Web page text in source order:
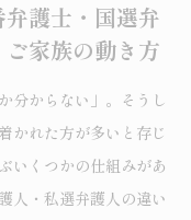
護士・国選弁
家族の動き方
分からない」。そうし
かれた方が多いと存じ
いくつかの仕組みがあ
人・私選弁護人の違い